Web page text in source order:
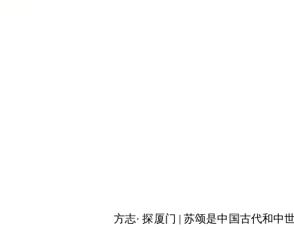
方志· 探厦门 | 苏颂是中国古代和中